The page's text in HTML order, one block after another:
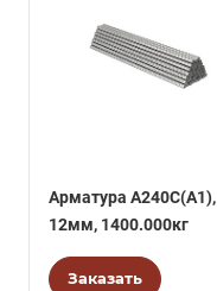
Арматура А240С(А1),
12мм, 1400.000кг
Заказать